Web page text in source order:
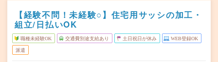
【経験不問！未経験○】住宅用サッシの加工・
組立/日払いOK
職種未経験OK 交通費別途支給あり 土日祝日が休み WEB登録OK
派遣